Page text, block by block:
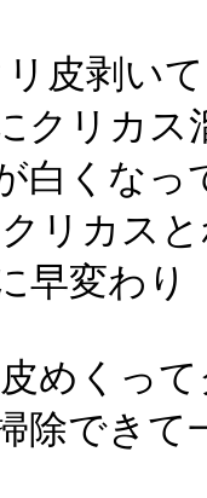
皮剥い
クリカ
白くな
リカス
早変わり
めくっ
除できて